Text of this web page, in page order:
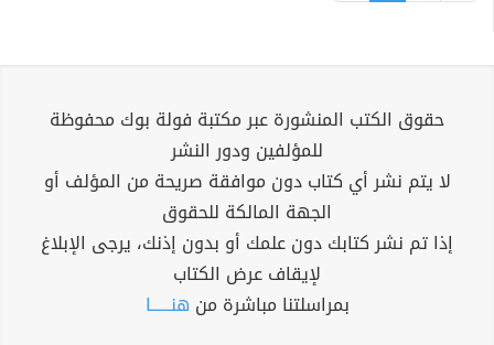
حقوق الكتب المنشورة عبر مكتبة فولة بوك محفوظة
للمؤلفين ودور النشر
لا يتم نشر أي كتاب دون موافقة صريحة من المؤلف أو
الجهة المالكة للحقوق
إذا تم نشر كتابك دون علمك أو بدون إذنك، يرجى الإبلاغ
لإيقاف عرض الكتاب
بمراسلتنا مباشرة من هنــــــا